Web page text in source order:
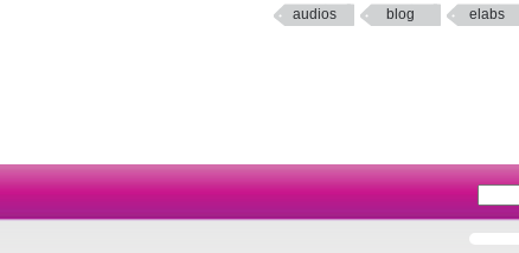
audios blog elabs